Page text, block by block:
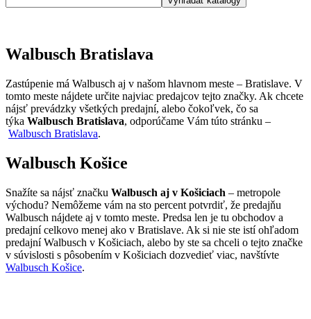
Walbusch Bratislava
Zastúpenie má Walbusch aj v našom hlavnom meste – Bratislave. V
tomto meste nájdete určite najviac predajcov tejto značky. Ak chcete
nájsť prevádzky všetkých predajní, alebo čokoľvek, čo sa
týka Walbusch Bratislava, odporúčame Vám túto stránku –
Walbusch Bratislava.
Walbusch Košice
Snažíte sa nájsť značku Walbusch aj v Košiciach – metropole
východu? Nemôžeme vám na sto percent potvrdiť, že predajňu
Walbusch nájdete aj v tomto meste. Predsa len je tu obchodov a
predajní celkovo menej ako v Bratislave. Ak si nie ste istí ohľadom
predajní Walbusch v Košiciach, alebo by ste sa chceli o tejto značke
v súvislosti s pôsobením v Košiciach dozvedieť viac, navštívte
Walbusch Košice.